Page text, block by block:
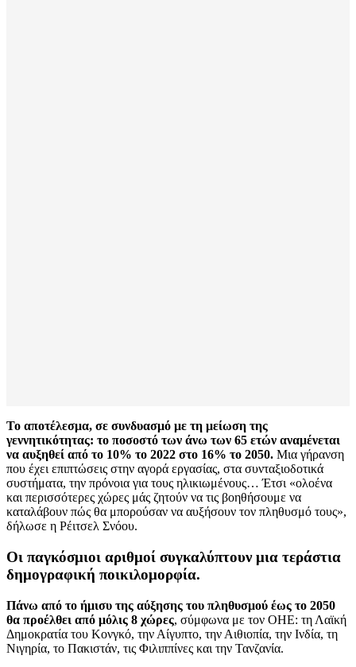
Το αποτέλεσμα, σε συνδυασμό με τη μείωση της
γεννητικότητας: το ποσοστό των άνω των 65 ετών αναμένεται
να αυξηθεί από το 10% το 2022 στο 16% το 2050. Μια γήρανση
που έχει επιπτώσεις στην αγορά εργασίας, στα συνταξιοδοτικά
συστήματα, την πρόνοια για τους ηλικιωμένους… Έτσι «ολοένα
και περισσότερες χώρες μάς ζητούν να τις βοηθήσουμε να
καταλάβουν πώς θα μπορούσαν να αυξήσουν τον πληθυσμό τους»,
δήλωσε η Ρέιτσελ Σνόου.
Οι παγκόσμιοι αριθμοί συγκαλύπτουν μια τεράστια
δημογραφική ποικιλομορφία.
Πάνω από το ήμισυ της αύξησης του πληθυσμού έως το 2050
θα προέλθει από μόλις 8 χώρες, σύμφωνα με τον ΟΗΕ: τη Λαϊκή
Δημοκρατία του Κονγκό, την Αίγυπτο, την Αιθιοπία, την Ινδία, τη
Νιγηρία, το Πακιστάν, τις Φιλιππίνες και την Τανζανία.